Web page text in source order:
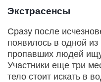
Экстрасенсы
Сразу после
появилось в одной из
пропавших людей
Участники еще три
тело стоит искать в